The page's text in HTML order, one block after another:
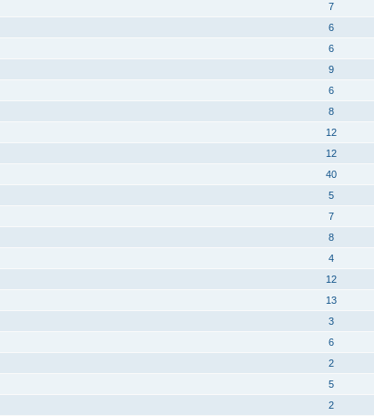
7
6
6
9
6
8
12
12
40
5
7
8
4
12
13
3
6
2
5
2